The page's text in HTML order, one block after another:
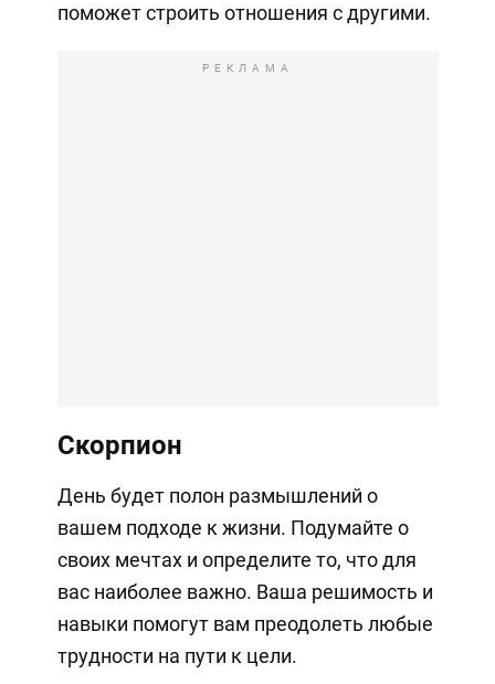
поможет строить отношения с другими.
РЕКЛАМА
Скорпион
День будет полон размышлений о
вашем подходе к жизни. Подумайте о
своих мечтах и определите то, что для
вас наиболее важно. Ваша решимость и
навыки помогут вам преодолеть любые
трудности на пути к цели.